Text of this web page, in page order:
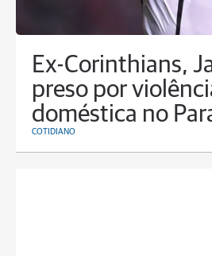
Ex-Corinthians,
preso por
doméstica no
COTIDIANO